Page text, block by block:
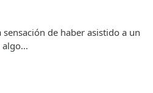
de haber asistido a un